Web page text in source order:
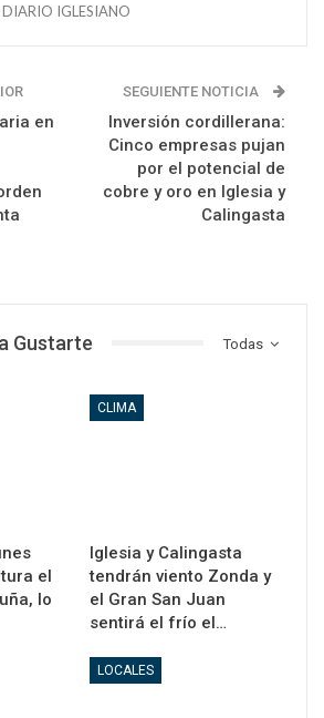
IGLESIANO
en
SEGUIENTE NOTICIA
Inversión cordillerana:
Cinco empresas pujan
por el potencial de
cobre y oro en Iglesia y
Calingasta
Todas
Gustarte
el
lo
CLIMA
Iglesia y Calingasta
tendrán viento Zonda y
el Gran San Juan
sentirá el frío el…
LOCALES